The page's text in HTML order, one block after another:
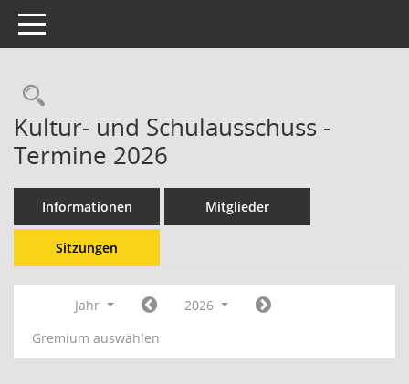
Toggle navigation
Kultur- und Schulausschuss -
Termine 2026
Informationen Mitglieder
Sitzungen
Jahr
2026
Gremium auswählen